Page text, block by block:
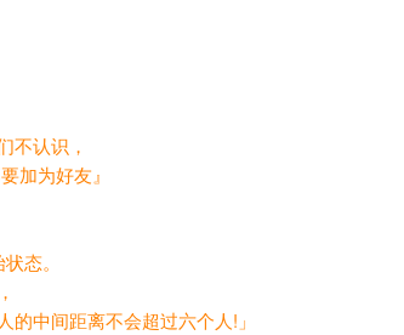
不认识，
加为好友』
态。
的中间距离不会超过六个人!」